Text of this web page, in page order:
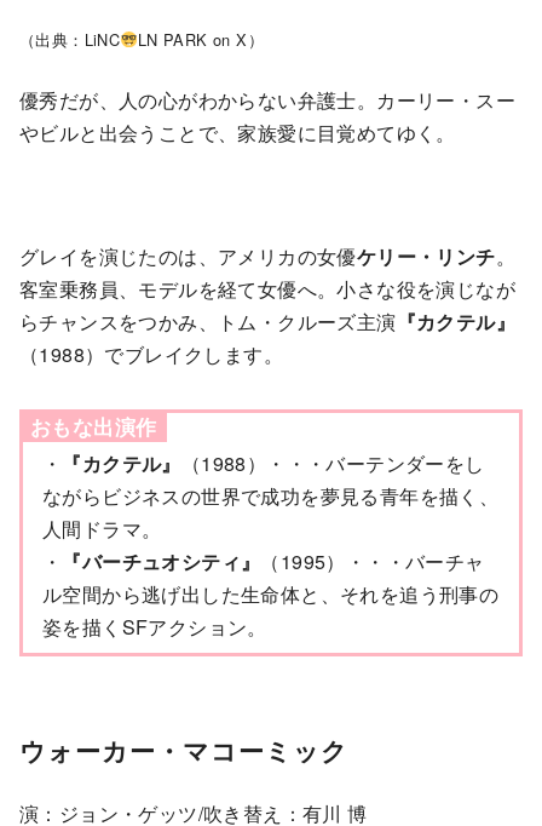
（出典：LiNC LN PARK on X）
優秀だが、人の心がわからない弁護士。カーリー・スー
やビルと出会うことで、家族愛に目覚めてゆく。
グレイを演じたのは、アメリカの女優ケリー・リンチ。
客室乗務員、モデルを経て女優へ。小さな役を演じなが
らチャンスをつかみ、トム・クルーズ主演 『カクテル』
（1988）でブレイクします。
おもな出演作
・ 『カクテル』
（1988）・・・バーテンダーをし
ながらビジネスの世界で成功を夢見る青年を描く、
人間ドラマ。
・
『バーチュオシティ』
（1995）・・・バーチャ
ル空間から逃げ出した生命体と、それを追う刑事の
姿を描くSFアクション。
ウォーカー・マコーミック
演：ジョン・ゲッツ/吹き替え：有川 博